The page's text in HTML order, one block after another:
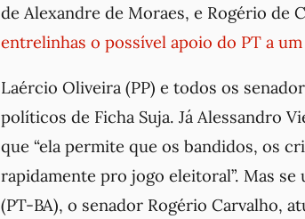
de Alexandre de Moraes, e Rogério de
entrelinhas o possível apoio do PT a
Laércio Oliveira (PP) e todos os
políticos de Ficha Suja. Já Alessandro
que “ela permite que os bandidos, os
rapidamente pro jogo eleitoral”. Mas se
(PT-BA), o senador Rogério Carvalho,